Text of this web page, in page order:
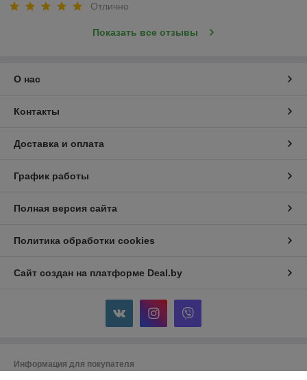
Отлично
Показать все отзывы
О нас
Контакты
Доставка и оплата
График работы
Полная версия сайта
Политика обработки cookies
Сайт создан на платформе Deal.by
Информация для покупателя